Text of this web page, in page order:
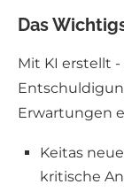
Das
Mit KI erstellt
Erwartungen
Keitas
kritische